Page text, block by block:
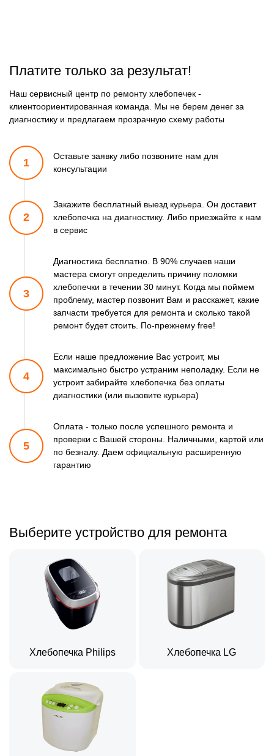
Платите только за результат!
Наш сервисный центр по ремонту хлебопечек -
клиентоориентированная команда. Мы не берем денег за
диагностику и предлагаем прозрачную схему работы
1
Оставьте заявку либо позвоните нам для
консультации
2
Закажите бесплатный выезд курьера. Он доставит
хлебопечка на диагностику. Либо приезжайте к нам
в сервис
3
Диагностика бесплатно. В 90% случаев наши
мастера смогутопределить причину поломки
хлебопечки в течении 30 минут. Когда мы поймем
проблему, мастер позвонит Вам и расскажет, какие
запчасти требуется для ремонта и сколько такой
ремонтбудет стоить. По-прежнему free!
4
Если наше предложение Вас устроит, мы
максимально быстро устраним неполадку. Если не
устроит забирайте хлебопечка без оплаты
диагностики (или вызовите курьера)
5
Оплата - только после успешного ремонта и
проверки с Вашей стороны. Наличными, картой или
по безналу. Даем официальную расширенную
гарантию
Выберите устройство для ремонта
Хлебопечка Philips Хлебопечка LG